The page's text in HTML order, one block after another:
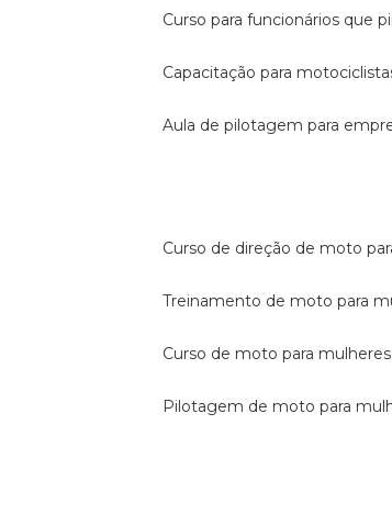
curso para funcionários que
capacitação para
aula de pilotagem para
curso de direção de moto
treinamento de moto para
curso de moto para
pilotagem de moto para